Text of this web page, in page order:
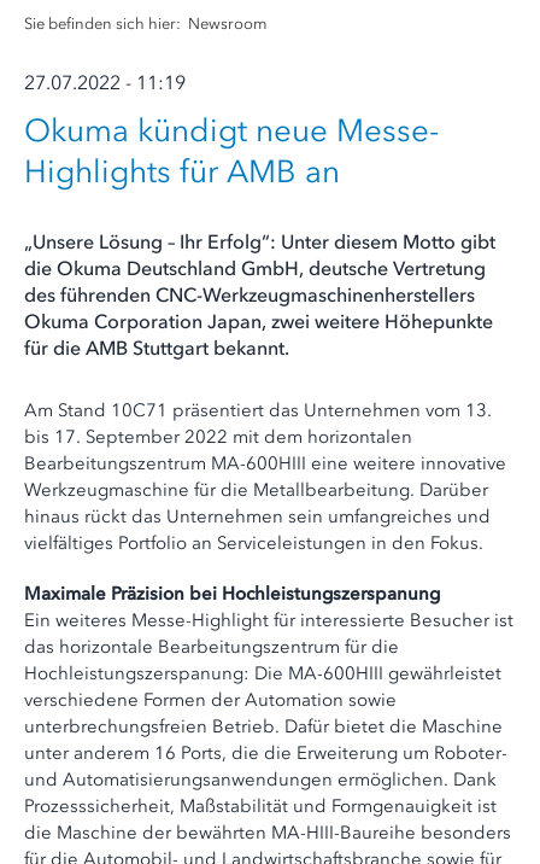
Sie befinden sich hier: Newsroom
27.07.2022 - 11:19
Okuma kündigt neue Messe-
Highlights für AMB an
„Unsere Lösung – Ihr Erfolg“: Unter diesem Motto gibt
die Okuma Deutschland GmbH, deutsche Vertretung
des führenden CNC-Werkzeugmaschinenherstellers
Okuma Corporation Japan, zwei weitere Höhepunkte
für die AMB Stuttgart bekannt.
Am Stand 10C71 präsentiert das Unternehmen vom 13.
bis 17. September 2022 mit dem horizontalen
Bearbeitungszentrum MA-600HIII eine weitere innovative
Werkzeugmaschine für die Metallbearbeitung. Darüber
hinaus rückt das Unternehmen sein umfangreiches und
vielfältiges Portfolio an Serviceleistungen in den Fokus.
Maximale Präzision bei Hochleistungszerspanung
Ein weiteres Messe-Highlight für interessierte Besucher ist
das horizontale Bearbeitungszentrum für die
Hochleistungszerspanung: Die MA-600HIII gewährleistet
verschiedene Formen der Automation sowie
unterbrechungsfreien Betrieb. Dafür bietet die Maschine
unter anderem 16 Ports, die die Erweiterung um Roboter-
und Automatisierungsanwendungen ermöglichen. Dank
Prozesssicherheit, Maßstabilität und Formgenauigkeit ist
die Maschine der bewährten MA-HIII-Baureihe besonders
für die Automobil- und Landwirtschaftsbranche sowie für